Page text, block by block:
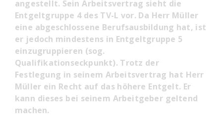
angestellt. Sein Arbeitsvertrag sieht die
Entgeltgruppe 4 des TV-L vor. Da Herr Müller
eine abgeschlossene Berufsausbildung hat, ist
er jedoch mindestens in Entgeltgruppe 5
einzugruppieren (sog.
Qualifikationseckpunkt). Trotz der
Festlegung in seinem Arbeitsvertrag hat Herr
Müller ein Recht auf das höhere Entgelt. Er
kann dieses bei seinem Arbeitgeber geltend
machen.